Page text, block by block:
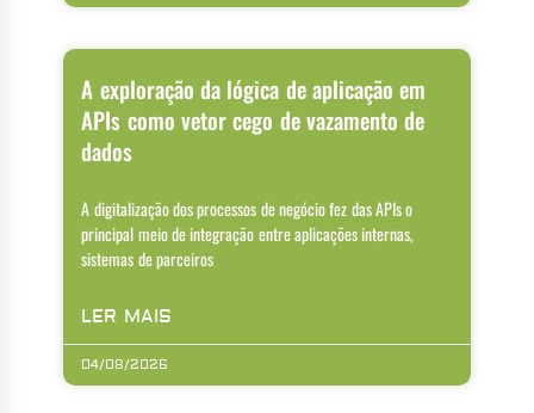
A exploração da lógica de aplicação em
APIs como vetor cego de vazamento de
dados
A digitalização dos processos de negócio fez das APIs o
principal meio de integração entre aplicações internas,
sistemas de parceiros
LER MAIS
04/08/2026